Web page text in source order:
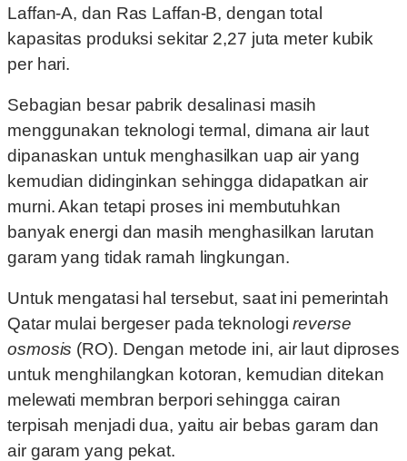
Laffan-A, dan Ras Laffan-B, dengan total
kapasitas produksi sekitar 2,27 juta meter kubik
per hari.
Sebagian besar pabrik desalinasi masih
menggunakan teknologi termal, dimana air laut
dipanaskan untuk menghasilkan uap air yang
kemudian didinginkan sehingga didapatkan air
murni. Akan tetapi proses ini membutuhkan
banyak energi dan masih menghasilkan larutan
garam yang tidak ramah lingkungan.
Untuk mengatasi hal tersebut, saat ini pemerintah
Qatar mulai bergeser pada teknologireverse
osmosis (RO). Dengan metode ini, air laut diproses
untuk menghilangkan kotoran, kemudian ditekan
melewati membran berpori sehingga cairan
terpisah menjadi dua, yaitu air bebas garam dan
air garam yang pekat.